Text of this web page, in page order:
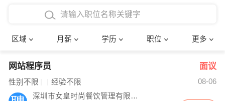
区域 月薪 学历 职位 更多
4000-5000元
8000-12000元
12000-20000元
博士
文员
财务会计
确定
网站程序员 面议
性别不限 经验不限
08-06
深圳市女皇时尚餐饮管理有限公司